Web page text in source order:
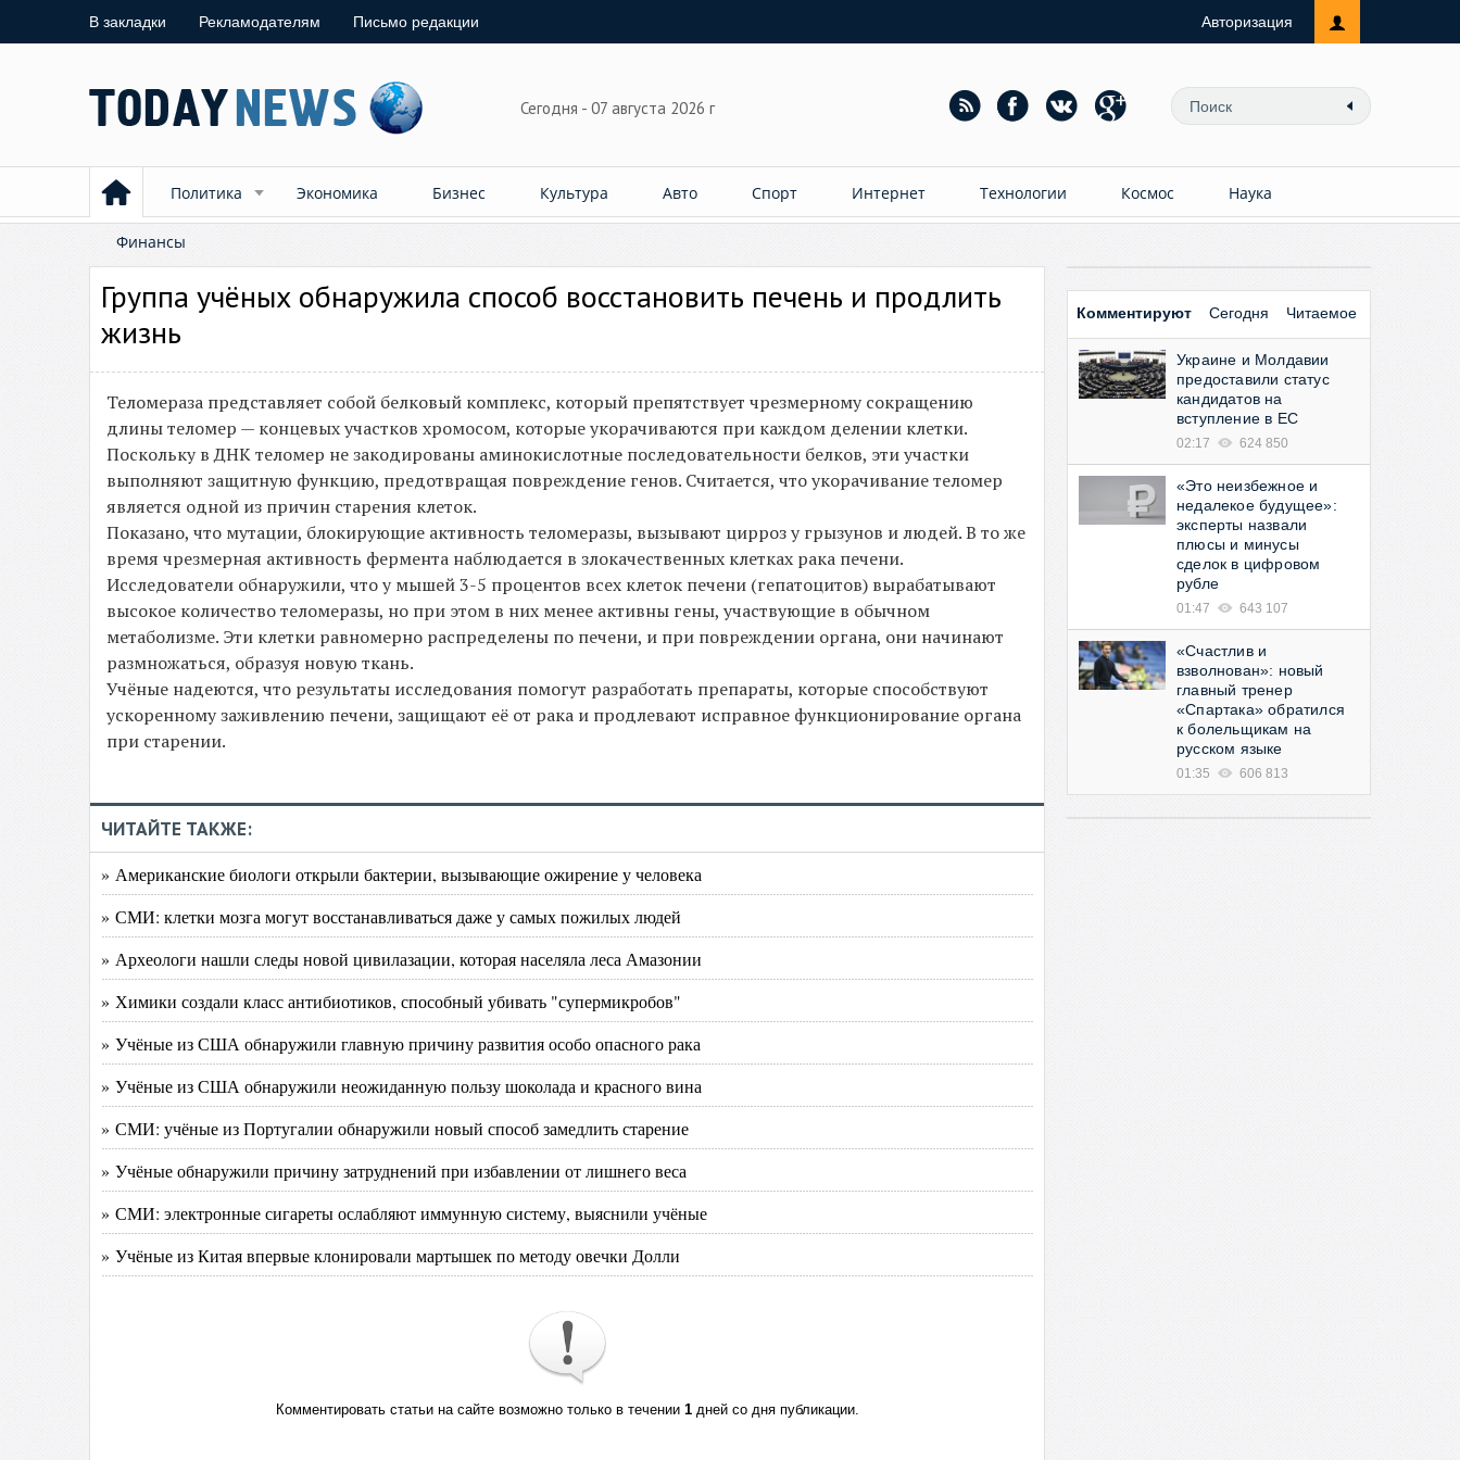
В закладки Рекламодателям Письмо редакции Авторизация
Сегодня - 07 августа 2026 г
Политика Экономика Бизнес Культура Авто Спорт Интернет Технологии Космос Наука
Финансы
Группа учёных обнаружила способ восстановить печень и продлить
жизнь
Теломераза представляет собой белковый комплекс, который препятствует чрезмерному сокращению
длины теломер — концевых участков хромосом, которые укорачиваются при каждом делении клетки.
Поскольку в ДНК теломер не закодированы аминокислотные последовательности белков, эти участки
выполняют защитную функцию, предотвращая повреждение генов. Считается, что укорачивание теломер
является одной из причин старения клеток.
Показано, что мутации, блокирующие активность теломеразы, вызывают цирроз у грызунов и людей. В то же
время чрезмерная активность фермента наблюдается в злокачественных клетках рака печени.
Исследователи обнаружили, что у мышей 3-5 процентов всех клеток печени (гепатоцитов) вырабатывают
высокое количество теломеразы, но при этом в них менее активны гены, участвующие в обычном
метаболизме. Эти клетки равномерно распределены по печени, и при повреждении органа, они начинают
размножаться, образуя новую ткань.
Учёные надеются, что результаты исследования помогут разработать препараты, которые способствуют
ускоренному заживлению печени, защищают её от рака и продлевают исправное функционирование органа
при старении.
ЧИТАЙТЕ ТАКЖЕ:
» Американские биологи открыли бактерии, вызывающие ожирение у человека
» СМИ: клетки мозга могут восстанавливаться даже у самых пожилых людей
» Археологи нашли следы новой цивилазации, которая населяла леса Амазонии
» Химики создали класс антибиотиков, способный убивать "супермикробов"
» Учёные из США обнаружили главную причину развития особо опасного рака
» Учёные из США обнаружили неожиданную пользу шоколада и красного вина
» СМИ: учёные из Португалии обнаружили новый способ замедлить старение
» Учёные обнаружили причину затруднений при избавлении от лишнего веса
» СМИ: электронные сигареты ослабляют иммунную систему, выяснили учёные
» Учёные из Китая впервые клонировали мартышек по методу овечки Долли‍
Комментировать статьи на сайте возможно только в течении 1дней со дня публикации.
Комментируют Сегодня Читаемое
Украине и Молдавии
предоставили статус
кандидатов на
вступление в ЕС
02:17 624 850
«Это неизбежное и
недалекое будущее»:
эксперты назвали
плюсы и минусы
сделок в цифровом
рубле
01:47 643 107
«Счастлив и
взволнован»: новый
главный тренер
«Спартака» обратился
к болельщикам на
русском языке
01:35 606 813